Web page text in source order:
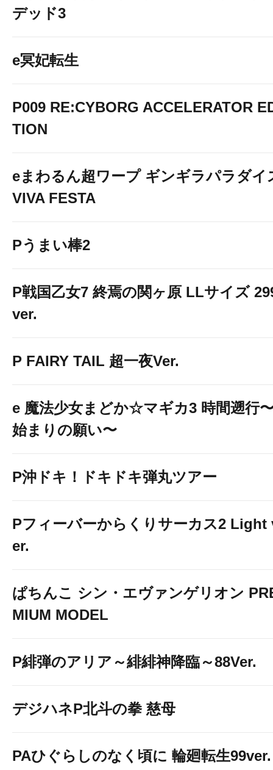
デッド3
e冥妃転生
P009 RE:CYBORG ACCELERATOR
TION
eまわるん超ワープ ギンギラパラダイ
VIVA FESTA
Pうまい棒2
P戦国乙女7 終焉の関ヶ原 LLサイズ
ver.
P FAIRY TAIL 超一夜Ver.
e 魔法少女まどか☆マギカ3 時間遡行
始まりの願い〜
P沖ドキ！ドキドキ弾丸ツアー
Pフィーバーからくりサーカス2 Light
er.
ぱちんこ シン・エヴァンゲリオン
MIUM MODEL
P緋弾のアリア～緋緋神降臨～88Ver.
デジハネP北斗の拳 慈母
PAひぐらしのなく頃に 輪廻転生99ver.